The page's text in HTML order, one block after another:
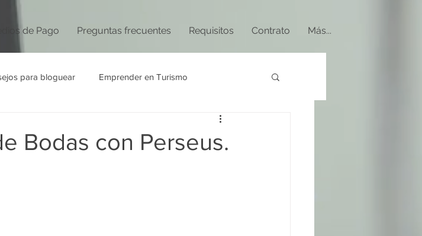
de Pago Preguntas frecuentes Requisitos Contrato Más...
para bloguear Emprender en Turismo
Bodas con Perseus.